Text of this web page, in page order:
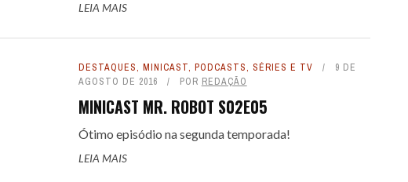
LEIA MAIS
DESTAQUES, MINICAST, PODCASTS, SÉRIES E TV
9 DE
AGOSTO DE 2016
POR REDAÇÃO
MINICAST MR. ROBOT S02E05
Ótimo episódio na segunda temporada!
LEIA MAIS